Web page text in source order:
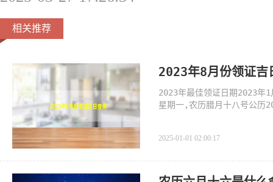
相关推荐
2023年8月份领证吉
2023年最佳领证日期2023年
星期一,农历腊月十八号公历
2025-01-01 02:00:17